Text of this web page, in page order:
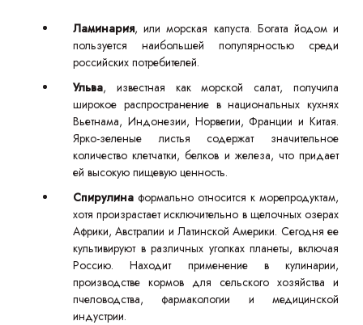
Ламинария, или морская капуста. Богата йодом и
пользуется наибольшей популярностью среди
российских потребителей.
Ульва, известная как морской салат, получила
широкое распространение в национальных кухнях
Вьетнама, Индонезии, Норвегии, Франции и Китая.
Ярко-зеленые листья содержат значительное
количество клетчатки, белков и железа, что придает
ей высокую пищевую ценность.
Спирулина формально относится к морепродуктам,
хотя произрастает исключительно в щелочных озерах
Африки, Австралии и Латинской Америки. Сегодня ее
культивируют в различных уголках планеты, включая
Россию. Находит применение в кулинарии,
производстве кормов для сельского хозяйства и
пчеловодства, фармакологии и медицинской
индустрии.